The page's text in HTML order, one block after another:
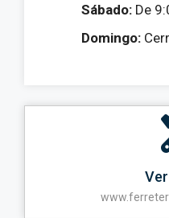
Sábado: De
Domingo: